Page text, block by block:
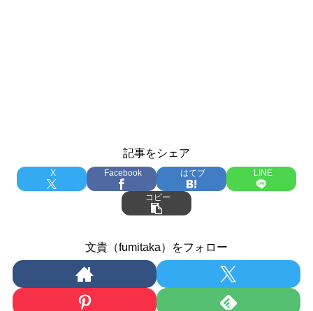
記事をシェア
X Facebook はてブ LINE
コピー
文貴（fumitaka）をフォロー